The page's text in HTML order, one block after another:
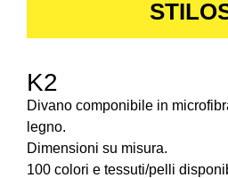
K2
Divano componibile in
legno.
Dimensioni su misura.
100 colori e tessuti/pelli